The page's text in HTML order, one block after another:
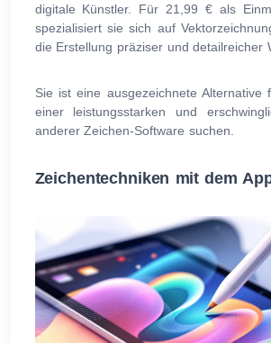
digitale Künstler. Für 21,99 € als
spezialisiert sie sich auf
die Erstellung präziser und detailreicher
Sie ist eine ausgezeichnete Alternative
einer leistungsstarken und
anderer Zeichen-Software suchen.
Zeichentechniken mit dem